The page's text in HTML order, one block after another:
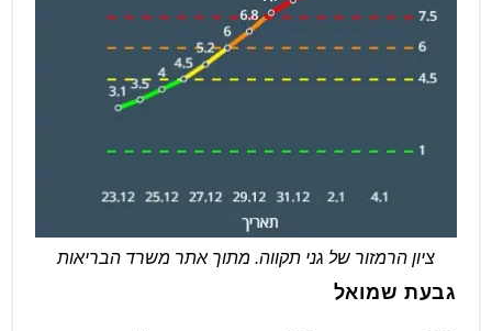
ציון הרמזור של גני תקווה. מתוך אתר משרד הבריאות
גבעת שמואל